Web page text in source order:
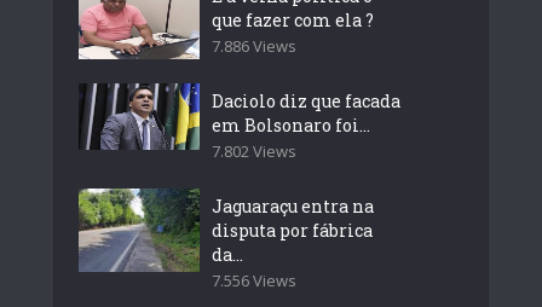
que fazer com ela ?
7.886 Views
Daciolo diz que facada
em Bolsonaro foi...
7.802 Views
Jaguaraçu entra na
disputa por fábrica
da...
7.556 Views